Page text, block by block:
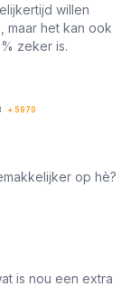
willen
maar het kan ook
zeker is.
+ 5970
op hè?
is nou een extra